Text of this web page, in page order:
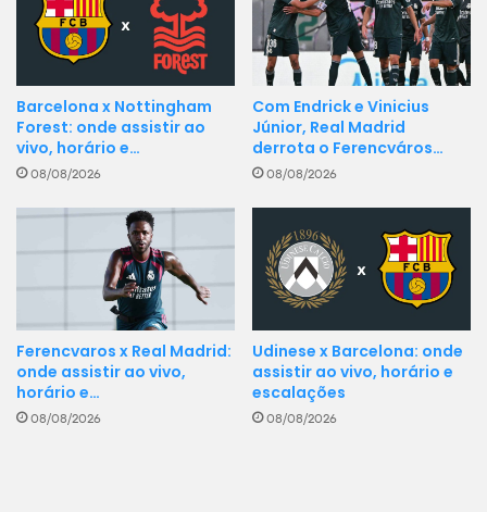
Barcelona x Nottingham
Forest: onde assistir ao
vivo, horário e…
08/08/2026
Com Endrick e Vinicius
Júnior, Real Madrid
derrota o Ferencváros…
08/08/2026
Ferencvaros x Real Madrid:
onde assistir ao vivo,
horário e…
08/08/2026
Udinese x Barcelona: onde
assistir ao vivo, horário e
escalações
08/08/2026